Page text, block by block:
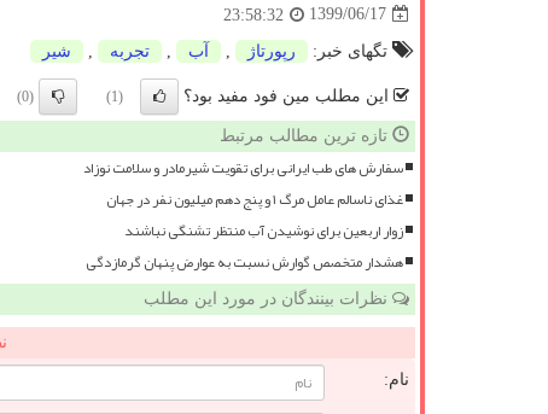
1399/06/17
23:58:32
تگهای خبر: رپورتاژ آب تجربه شیر
این مطلب مین فود مفید بود؟ (1)
(0)
تازه ترین مطالب مرتبط
سفارش های طب ایرانی برای تقویت شیرمادر و سلامت نوزاد
غذای ناسالم عامل مرگ ۱ و پنج دهم میلیون نفر در جهان
زوار اربعین برای نوشیدن آب منتظر تشنگی نباشند
هشدار متخصص گوارش نسبت به عوارض پنهان گرمازدگی
نظرات بینندگان در مورد این مطلب
نام: